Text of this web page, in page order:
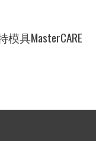
具MasterCARE